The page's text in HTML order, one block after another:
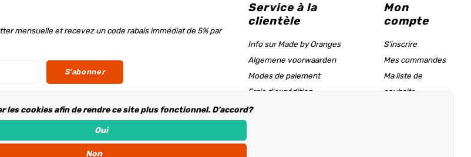
mensuelle et recevez un code rabais immédiat de 5% par
S'abonner
Service à la
clientèle
Info sur Made by Oranges
Algemene voorwaarden
Modes de paiement
Frais d'expédition
Tableau des tailles & page d'aide
Mon
compte
S'inscrire
Mes commandes
Ma liste de
souhaits
les cookies afin de rendre ce site plus fonctionnel. D'accord?
Oui
Non